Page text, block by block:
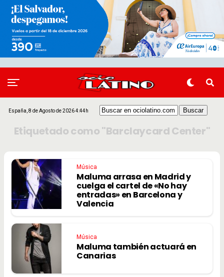
España, 8 de Agosto de 2026 4:44h
Etiquetado como "Barclaycard Center"
Música
Maluma arrasa en Madrid y
cuelga el cartel de «No hay
entradas» en Barcelona y
Valencia
Música
Maluma también actuará en
Canarias